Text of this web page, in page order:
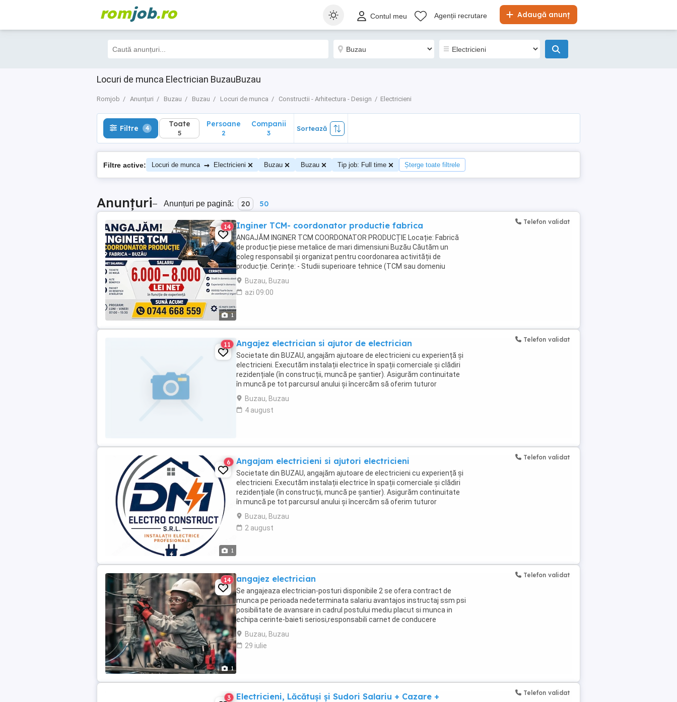
romjob.ro Adaugă anunț
Contul meu Agenții recrutare
Locuri de munca Electrician BuzauBuzau
Romjob Anunțuri Buzau Buzau Locuri de munca Constructii - Arhitectura - Design Electricieni
Filtre 4 Toate
5
Filtre 4 Toate
5
Persoane
2
Companii
3
Sortează
Filtre active: Locuri de munca → Electricieni Buzau Buzau Tip job: Full time Șterge toate filtrele
Anunțuri– Anunțuri pe pagină: 20 50
1
14 Inginer TCM- coordonator productie fabrica
ANGAJĂM INGINER TCM COORDONATOR PRODUCȚIE Locație: Fabrică
de producție piese metalice de mari dimensiuni Buzău Căutăm un
coleg responsabil și organizat pentru coordonarea activității de
producție. Cerințe: - Studii superioare tehnice (TCM sau domeniu
similar) - Experiență în coordonarea producției ...
Buzau, Buzau
azi 09:00
Telefon validat
11 Angajez electrician si ajutor de electrician
Societate din BUZAU, angajăm ajutoare de electricieni cu experiență și
electricieni. Executăm instalații electrice în spații comerciale și clădiri
rezidențiale (în construcții, muncă pe șantier). Asigurăm continuitate
în muncă pe tot parcursul anului și încercăm să oferim tuturor
angajaților noștri ...
Buzau, Buzau
4 august
Telefon validat
1
6 Angajam electricieni si ajutori electricieni
Societate din BUZAU, angajăm ajutoare de electricieni cu experiență și
electricieni. Executăm instalații electrice în spații comerciale și clădiri
rezidențiale (în construcții, muncă pe șantier). Asigurăm continuitate
în muncă pe tot parcursul anului și încercăm să oferim tuturor
angajaților noștri ...
Buzau, Buzau
2 august
Telefon validat
1
14 angajez electrician
Se angajeaza electrician-posturi disponibile 2 se ofera contract de
munca pe perioada nedeterminata salariu avantajos instructaj ssm psi
posibilitate de avansare in cadrul postului mediu placut si munca in
echipa cerinte-baieti seriosi,responsabili carnet de conducere
reprezinta un avantaj disponibilitate ...
Buzau, Buzau
29 iulie
Telefon validat
3
Electricieni, Lăcătuși și Sudori Salariu + Cazare +
Telefon validat